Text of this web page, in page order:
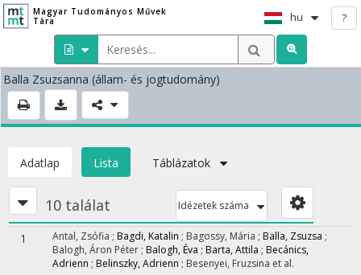
Magyar Tudományos Művek
Tára
hu ?
Balla Zsuzsanna (állam- és jogtudomány)
Adatlap Lista Táblázatok
10 találat Idézetek száma
1 Antal, Zsófia ; Bagdi, Katalin ; Bagossy, Mária ; Balla, Zsuzsa ;
Balogh, Áron Péter ; Balogh, Éva ; Barta, Attila ; Becánics,
Adrienn ; Belinszky, Adrienn ; Besenyei, Fruzsina et al.